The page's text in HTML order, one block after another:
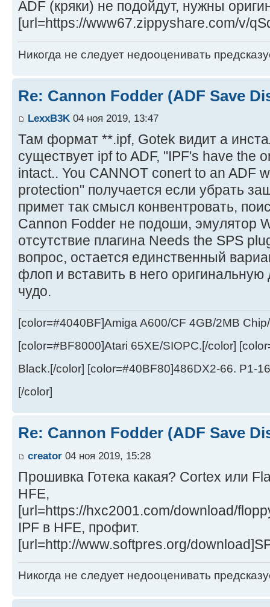
ADF (кряки) не подойдут, нужны
[url=https://www67.zippyshare.com/v/
Никогда не следует недооценивать
Re: Cannon Fodder (ADF Save
LexxB3K 04 ноя 2019, 13:47
Там формат **.ipf, Gotek видит а
существует ipf to ADF, "IPF's have the
intact.. You CANNOT conert to an ADF
protection" получается если убрать
примет так смысл конвентровать,
Cannon Fodder не подоши, эмулятор
отсутствие плагина Needs the SPS
вопрос, остается единственный
флоп и вставить в него
чудо.
[color=#4040BF]Amiga A600/CF 4GB/2MB
[color=#BF8000]Atari 65XE/SIOPC.[/color]
Black.[/color] [color=#40BF80]486DX2-66. P1-
[/color]
Re: Cannon Fodder (ADF Save
creator 04 ноя 2019, 15:28
Прошивка Готека какая? Cortex или
HFE,
[url=https://hxc2001.com/download/
IPF в HFE, профит.
[url=http://www.softpres.org/
Никогда не следует недооценивать